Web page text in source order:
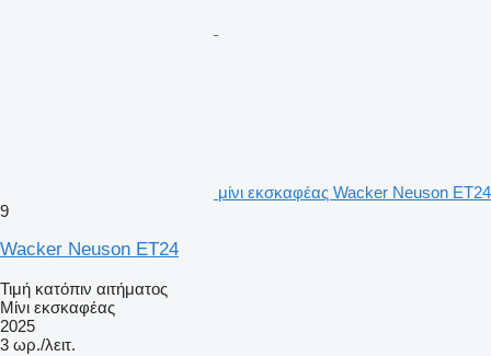
μίνι εκσκαφέας Wacker Neuson ET24
9
Wacker Neuson ET24
Τιμή κατόπιν αιτήματος
Μίνι εκσκαφέας
2025
3 ωρ./λειτ.